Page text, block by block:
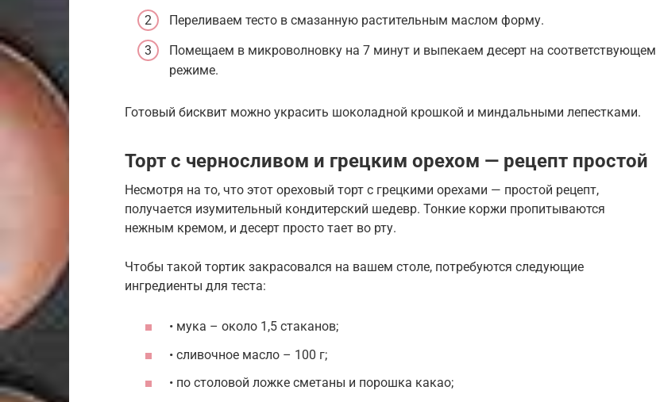
Переливаем тесто в смазанную растительным маслом форму.
Помещаем в микроволновку на 7 минут и выпекаем десерт на соответствующем
режиме.
Готовый бисквит можно украсить шоколадной крошкой и миндальными лепестками.
Торт с черносливом и грецким орехом — рецепт простой
Несмотря на то, что этот ореховый торт с грецкими орехами — простой рецепт,
получается изумительный кондитерский шедевр. Тонкие коржи пропитываются
нежным кремом, и десерт просто тает во рту.
Чтобы такой тортик закрасовался на вашем столе, потребуются следующие
ингредиенты для теста:
• мука – около 1,5 стаканов;
• сливочное масло – 100 г;
• по столовой ложке сметаны и порошка какао;